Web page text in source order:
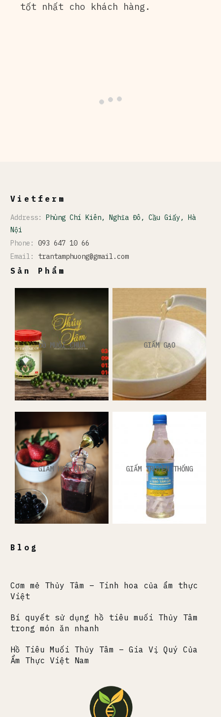
tốt nhất cho khách hàng.
Vietferm
Address: Phùng Chí Kiên, Nghĩa Đô, Cầu Giấy, Hà
Nội
Phone: 093 647 10 66
Email: trantamphuong@gmail.com
Sản Phẩm
ĐỒ MUỐI CHUA GIẤM GẠO
GIẤM HOA QUẢ GIẤM TRUYỀN THỐNG
Blog
Cơm mẻ Thủy Tâm – Tinh hoa của ẩm thực
Việt
Bí quyết sử dụng hồ tiêu muối Thủy Tâm
trong món ăn nhanh
Hồ Tiêu Muối Thủy Tâm – Gia Vị Quý Của
Ẩm Thực Việt Nam